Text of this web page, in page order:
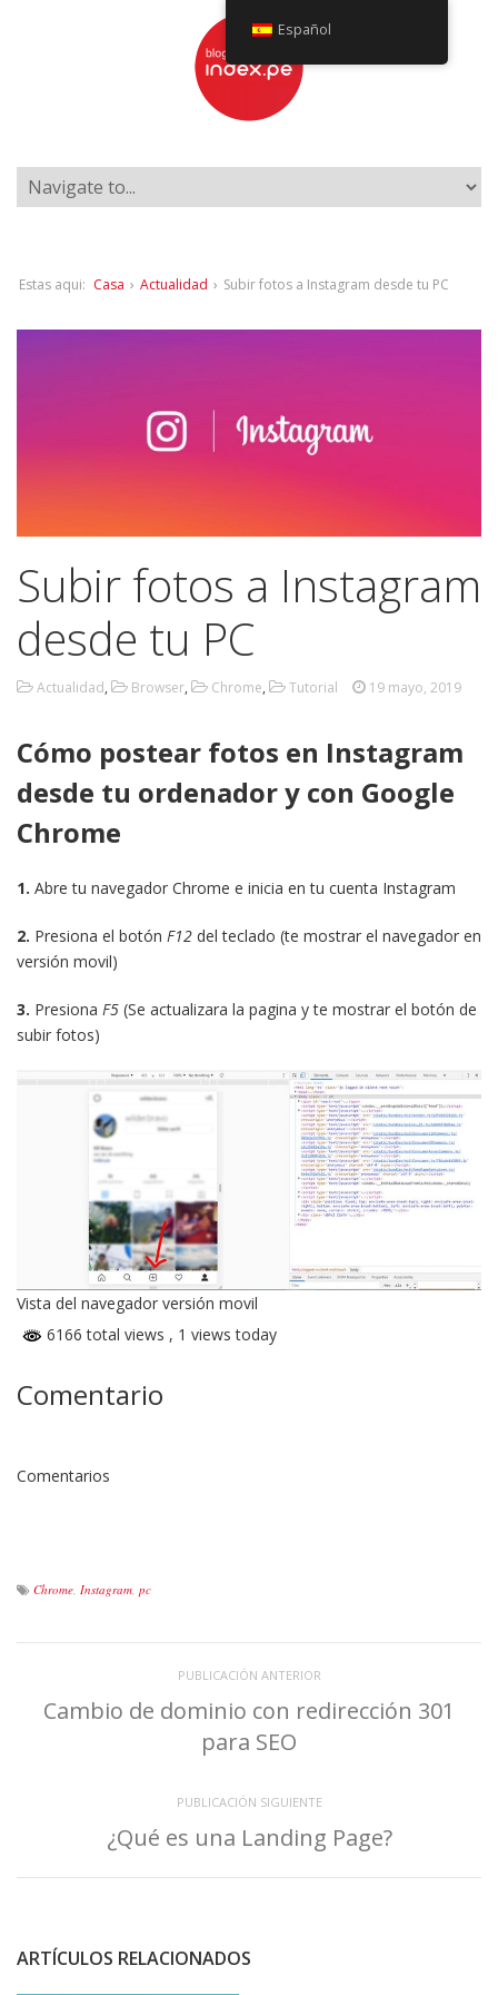
Estas aqui: Casa › Actualidad › Subir fotos a Instagram desde tu PC
Subir fotos a Instagram
desde tu PC
Actualidad, Browser, Chrome, Tutorial 19 mayo, 2019
Cómo postear fotos en Instagram
desde tu ordenador y con Google
Chrome
1. Abre tu navegador Chrome e inicia en tu cuenta Instagram
2. Presiona el botón F12 del teclado (te mostrar el navegador en
versión movil)
3. Presiona F5 (Se actualizara la pagina y te mostrar el botón de
subir fotos)
Vista del navegador versión movil
6166 total views , 1 views today
Comentario
Comentarios
Chrome, Instagram, pc
PUBLICACIÓN ANTERIOR
Cambio de dominio con redirección 301
para SEO
PUBLICACIÓN SIGUIENTE
¿Qué es una Landing Page?
ARTÍCULOS RELACIONADOS
Español